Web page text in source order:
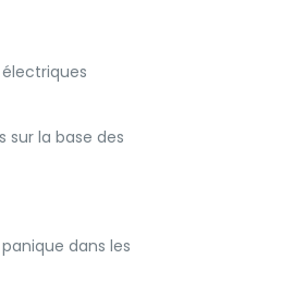
la base des
dans les